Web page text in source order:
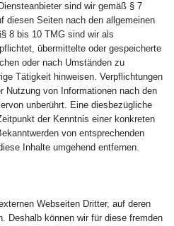
sind wir gemäß § 7
diesen Seiten nach den allgemeinen
8 bis 10 TMG sind wir als
übermittelte oder gespeicherte
oder nach Umständen zu
Tätigkeit hinweisen. Verpflichtungen
Nutzung von Informationen nach den
unberührt. Eine diesbezügliche
der Kenntnis einer konkreten
von entsprechenden
Inhalte umgehend entfernen.
Webseiten Dritter, auf deren
Deshalb können wir für diese fremden